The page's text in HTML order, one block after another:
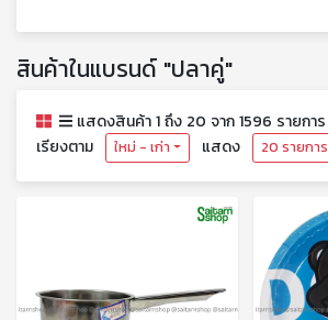
สินค้าในแบรนด์ "ปลาคู่"
แสดงสินค้า 1 ถึง 20 จาก 1596 รายการ
เรียงตาม
ใหม่ - เก่า แสดง 20 รายการ